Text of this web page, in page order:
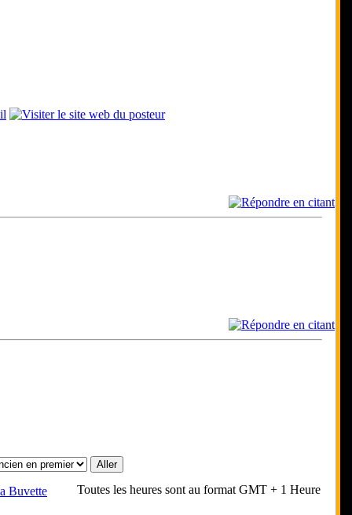
Buvette Toutes les heures sont au format GMT + 1 Heure